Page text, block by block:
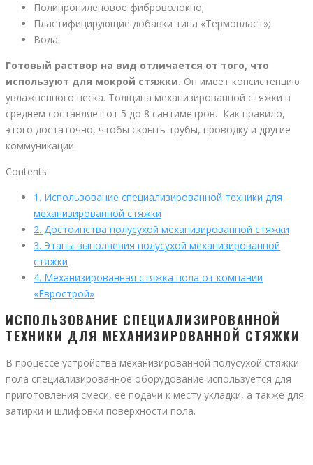
Полипропиленовое фиброволокно;
Пластифицирующие добавки типа «Термопласт»;
Вода.
Готовый раствор на вид отличается от того, что
используют для мокрой стяжки. Он имеет консистенцию
увлажненного песка. Толщина механизированной стяжки в
среднем составляет от 5 до 8 сантиметров. Как правило,
этого достаточно, чтобы скрыть трубы, проводку и другие
коммуникации.
Contents
1. Использование специализированной техники для
механизированной стяжки
2. Достоинства полусухой механизированной стяжки
3. Этапы выполнения полусухой механизированной
стяжки
4. Механизированная стяжка пола от компании
«Еврострой»
ИСПОЛЬЗОВАНИЕ СПЕЦИАЛИЗИРОВАННОЙ
ТЕХНИКИ ДЛЯ МЕХАНИЗИРОВАННОЙ СТЯЖКИ
В процессе устройства механизированной полусухой стяжки
пола специализированное оборудование используется для
приготовления смеси, ее подачи к месту укладки, а также для
затирки и шлифовки поверхности пола.